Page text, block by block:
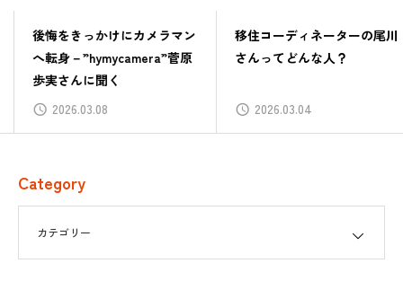
後悔をきっかけにカメラマン
へ転身－”hymycamera”菅原
歩実さんに聞く
2026.03.08
移住コーディネーターの尾川
さんってどんな人？
2026.03.04
Category